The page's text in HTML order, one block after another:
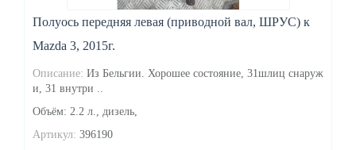
Полуось передняя левая (приводной вал, ШРУС) к
Mazda 3, 2015г.
Описание: Из Бельгии. Хорошее состояние, 31шлиц снаруж
и, 31 внутри ..
Объём: 2.2 л., дизель,
Артикул: 396190